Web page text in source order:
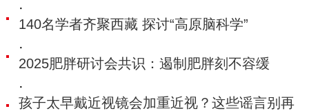
·
140名学者齐聚西藏 探讨“高原脑科学”
·
2025肥胖研讨会共识：遏制肥胖刻不容缓
·
孩子太早戴近视镜会加重近视？这些谣言别再